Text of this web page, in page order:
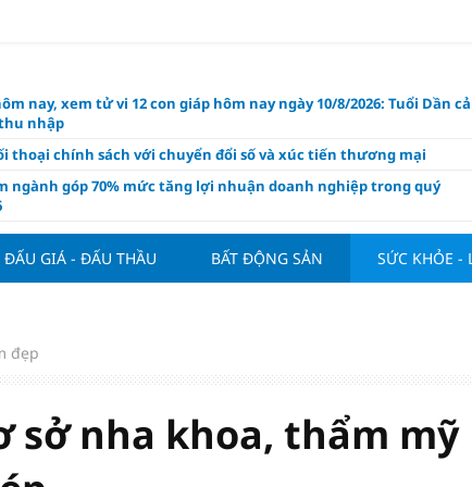
nay, xem tử vi 12 con giáp hôm nay ngày 10/8/2026: Tuổi Dần
nhập
thoại chính sách với chuyển đổi số và xúc tiến thương mại
ngành góp 70% mức tăng lợi nhuận doanh nghiệp trong quý
nghiệp kiến nghị gì trong dự thảo Luật Kinh doanh bất động sản
chính thức đàm phán mua Joao Palhinha từ Bayern Munich
công bố và chính thức mở màn Vòng sơ khảo Miss Galaxy Việt
Đỉnh cao nhan sắc trong kỷ nguyên số
giá quyền sử dụng đất và khách sạn tại tại số 8 - 10 Chu Văn An
dư địa phát triển mới
ĐẤU GIÁ - ĐẤU THẦU BẤT ĐỘNG SẢN SỨC KHỎE -
đẹp
sở nha khoa, thẩm mỹ